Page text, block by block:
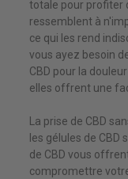
totale pour profiter
ressemblent à
ce qui les rend
vous ayez besoin
CBD pour la
elles offrent une
La prise de CBD
les gélules de CBD
de CBD vous
compromettre